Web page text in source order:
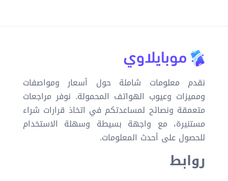
نقدم معلومات شاملة حول أسعار ومواصفات
ومميزات وعيوب الهواتف المحمولة. نوفر مراجعات
متعمقة ونصائح لمساعدتكم في اتخاذ قرارات شراء
مستنيرة، مع واجهة بسيطة وسهلة الاستخدام
للحصول على أحدث المعلومات.
روابط